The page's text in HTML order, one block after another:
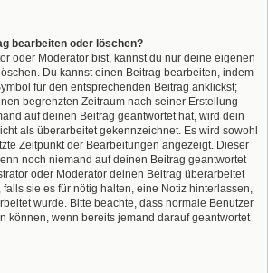
bearbeiten oder löschen?
oder Moderator bist, kannst du nur deine eigenen
Du kannst einen Beitrag bearbeiten, indem
für den entsprechenden Beitrag anklickst;
begrenzten Zeitraum nach seiner Erstellung
auf deinen Beitrag geantwortet hat, wird dein
als überarbeitet gekennzeichnet. Es wird sowohl
Zeitpunkt der Bearbeitungen angezeigt. Dieser
noch niemand auf deinen Beitrag geantwortet
oder Moderator deinen Beitrag überarbeitet
sie es für nötig halten, eine Notiz hinterlassen,
wurde. Bitte beachte, dass normale Benutzer
können, wenn bereits jemand darauf geantwortet